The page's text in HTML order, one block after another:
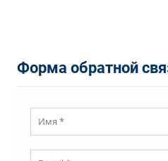
Форма обратной